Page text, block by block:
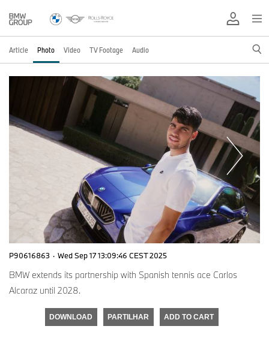
Article Photo Video TV Footage Audio
P90616863 · Wed Sep 17 13:09:46 CEST 2025
BMW extends its partnership with Spanish tennis ace Carlos
Alcaraz until 2028.
DOWNLOAD PARTILHAR ADD TO CART